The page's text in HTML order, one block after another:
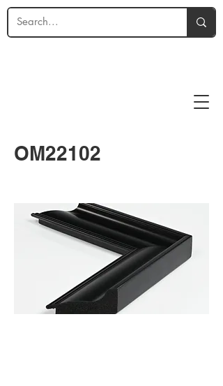
OM22102